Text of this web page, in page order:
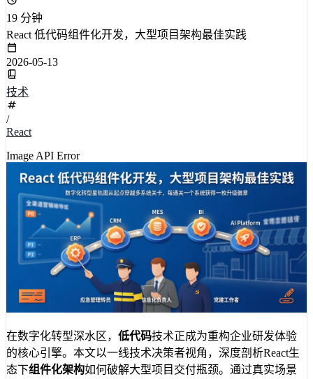
19 分钟
React 低代码组件化开发，大型项目架构最佳实践
2026-05-13
技术
/
React
Image API Error
在数字化转型深水区， 低代码技术正成为重构企业研发体验
的核心引擎。本文以一线技术决策者视角，深度剖析React生
态下组件化架构如何破解大型项目交付瓶颈。通过真实场景